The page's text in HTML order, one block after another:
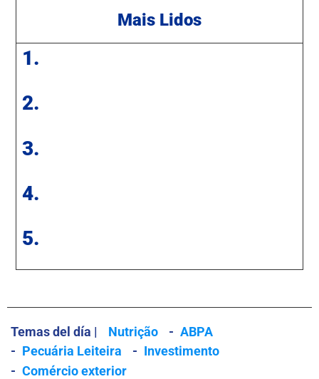
Mais Lidos
1.
2.
3.
4.
5.
Temas del día | Nutrição - ABPA
- Pecuária Leiteira - Investimento
- Comércio exterior